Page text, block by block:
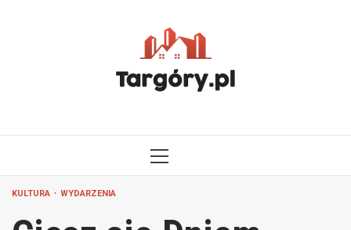
MENU
KULTURA WYDARZENIA